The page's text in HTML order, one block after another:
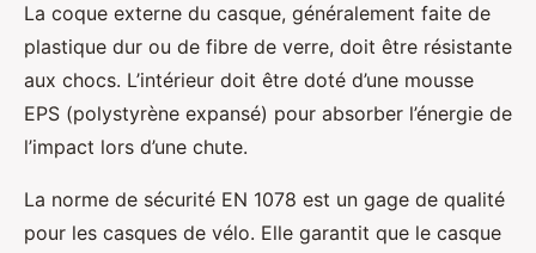
La coque externe du casque, généralement faite de
plastique dur ou de fibre de verre, doit être résistante
aux chocs. L’intérieur doit être doté d’une mousse
EPS (polystyrène expansé) pour absorber l’énergie de
l’impact lors d’une chute.
La norme de sécurité EN 1078 est un gage de qualité
pour les casques de vélo. Elle garantit que le casque